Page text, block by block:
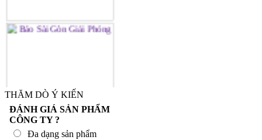
THĂM DÒ Ý KIẾN
ĐÁNH GIÁ SẢN PHẨM
CÔNG TY ?
Đa dạng sản phẩm